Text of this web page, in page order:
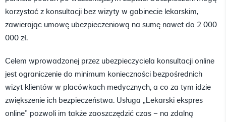
korzystać z konsultacji bez wizyty w gabinecie lekarskim,
zawierając umowę ubezpieczeniową na sumę nawet do 2 000
000 zł.
Celem wprowadzonej przez ubezpieczyciela konsultacji online
jest ograniczenie do minimum konieczności bezpośrednich
wizyt klientów w placówkach medycznych, a co za tym idzie
zwiększenie ich bezpieczeństwa. Usługa „Lekarski ekspres
online” pozwoli im także zaoszczędzić czas – na zdalną